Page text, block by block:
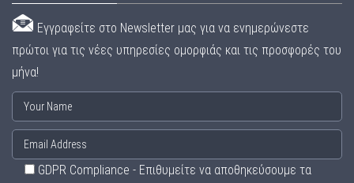
Εγγραφείτε στο Newsletter μας για να ενημερώνεστε
πρώτοι για τις νέες υπηρεσίες ομορφιάς και τις προσφορές του
μήνα!
GDPR Compliance - Επιθυμείτε να αποθηκεύσουμε τα